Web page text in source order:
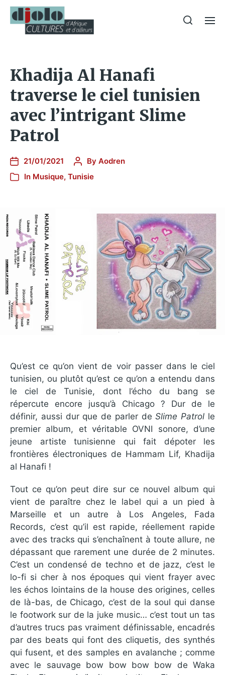
Khadija Al Hanafi
traverse le ciel tunisien
avec l’intrigant Slime
Patrol
21/01/2021 By Aodren
In Musique, Tunisie
Qu’est ce qu’on vient de voir passer dans le ciel
tunisien, ou plutôt qu’est ce qu’on a entendu dans
le ciel de Tunisie, dont l’écho du bang se
répercute encore jusqu’à Chicago ? Dur de le
définir, aussi dur que de parler deSlime Patrol le
premier album, et véritable OVNI sonore, d’une
jeune artiste tunisienne qui fait dépoter les
frontières électroniques de Hammam Lif, Khadija
al Hanafi !
Tout ce qu’on peut dire sur ce nouvel album qui
vient de paraître chez le label qui a un pied à
Marseille et un autre à Los Angeles, Fada
Records, c’est qu’il est rapide, réellement rapide
avec des tracks qui s’enchaînent à toute allure, ne
dépassant que rarement une durée de 2 minutes.
C’est un condensé de techno et de jazz, c’est le
lo-fi si cher à nos époques qui vient frayer avec
les échos lointains de la house des origines, celles
de là-bas, de Chicago, c’est de la soul qui danse
le footwork sur de la juke music… c’est tout un tas
d’autres trucs pas vraiment définissable, encadrés
par des beats qui font des cliquetis, des synthés
qui fusent, et des samples en avalanche ; comme
avec le sauvage bow bow bow bow de Waka